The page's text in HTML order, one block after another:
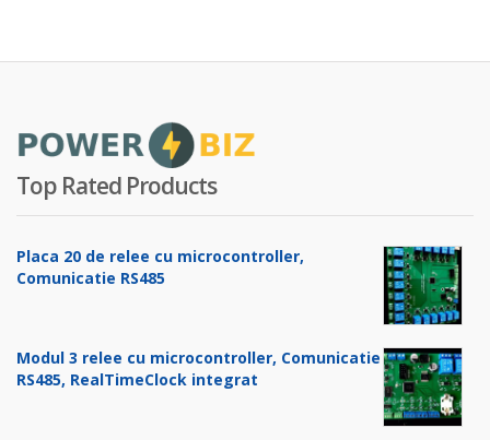
Top Rated Products
Placa 20 de relee cu microcontroller,
Comunicatie RS485
Modul 3 relee cu microcontroller, Comunicatie
RS485, RealTimeClock integrat